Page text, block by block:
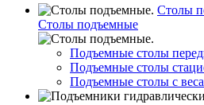
Столы
Столы подъемные
Подъемные столы
Подъемные столы
Подъемные столы с